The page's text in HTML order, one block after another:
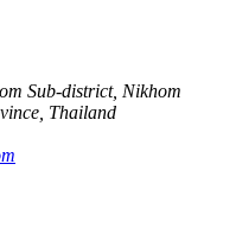
Sub-district, Nikhom
Thailand